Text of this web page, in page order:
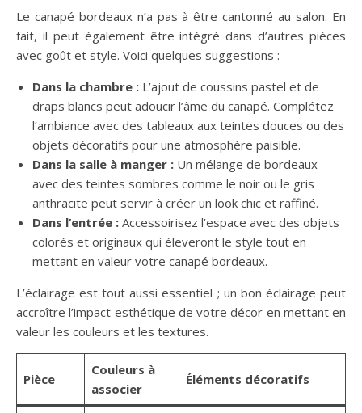
Le canapé bordeaux n’a pas à être cantonné au salon. En
fait, il peut également être intégré dans d’autres pièces
avec goût et style. Voici quelques suggestions :
Dans la chambre : L’ajout de coussins pastel et de
draps blancs peut adoucir l’âme du canapé. Complétez
l’ambiance avec des tableaux aux teintes douces ou des
objets décoratifs pour une atmosphère paisible.
Dans la salle à manger : Un mélange de bordeaux
avec des teintes sombres comme le noir ou le gris
anthracite peut servir à créer un look chic et raffiné.
Dans l’entrée : Accessoirisez l’espace avec des objets
colorés et originaux qui éleveront le style tout en
mettant en valeur votre canapé bordeaux.
L’éclairage est tout aussi essentiel ; un bon éclairage peut
accroître l’impact esthétique de votre décor en mettant en
valeur les couleurs et les textures.
Pièce
Couleurs à
associer
Éléments décoratifs